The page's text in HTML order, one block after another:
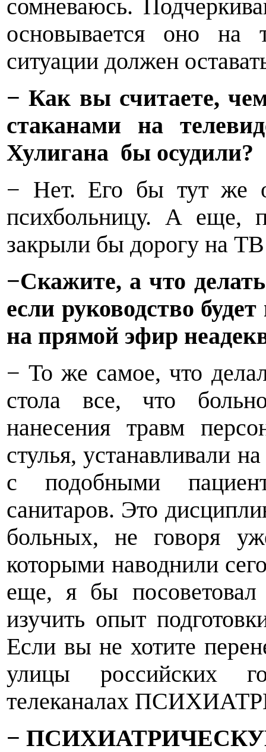
сомневаюсь.
основывается оно
ситуации должен
− Как вы считаете,
стаканами на
Хулигана бы осудили?
− Нет. Его бы тут же
психбольницу. А еще,
закрыли бы дорогу на
−Скажите, а что
если руководство
на прямой эфир
− То же самое, что
стола все, что
нанесения травм
стулья, устанавливали
с подобными
санитаров. Это
больных, не говоря
которыми наводнили
еще, я бы посоветовал
изучить опыт
Если вы не хотите
улицы российских
телеканалах
−